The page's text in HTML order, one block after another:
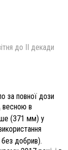
до ІІ декади
за повної дози
весною в
(371 мм) у
без добрив).